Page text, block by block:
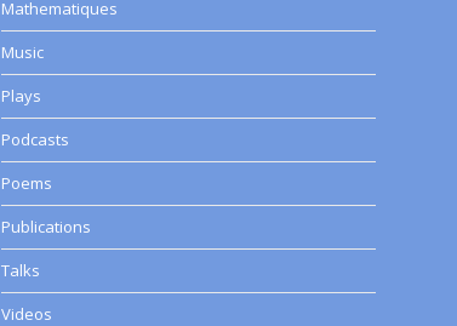
Mathematiques
Music
Plays
Podcasts
Poems
Publications
Talks
Videos